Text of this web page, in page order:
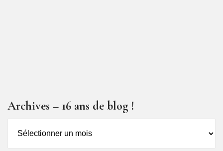
Archives – 16 ans de blog !